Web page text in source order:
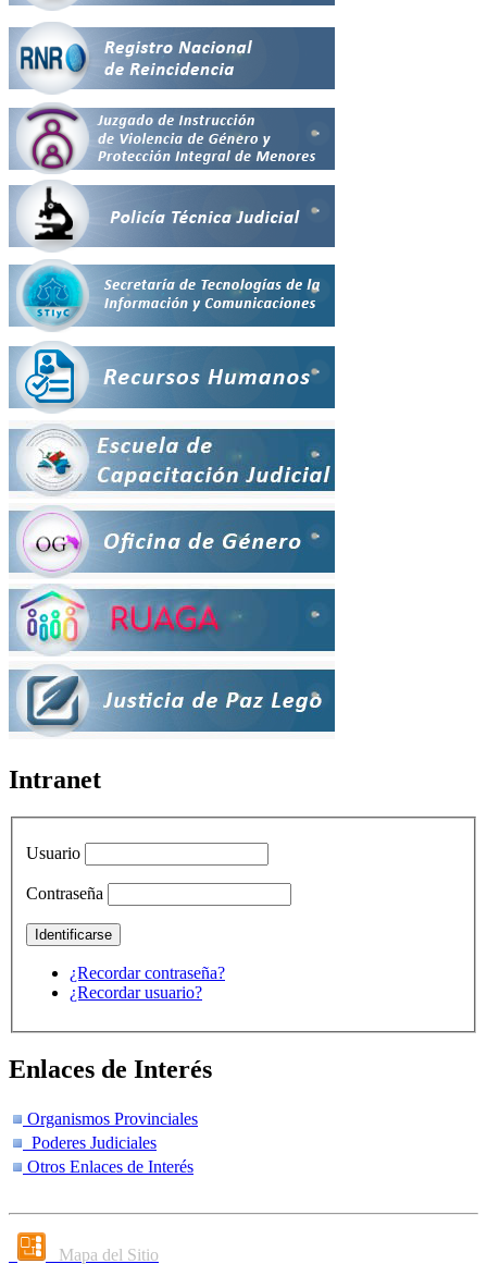
Intranet
Usuario
Contraseña
¿Recordar contraseña?
¿Recordar usuario?
Enlaces de Interés
Organismos Provinciales
Poderes Judiciales
Otros Enlaces de Interés
Mapa del Sitio